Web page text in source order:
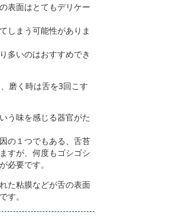
表面はとてもデリケー
しまう可能性がありま
多いのはおすすめでき
磨く時は舌を3回こす
う味を感じる器官がた
の１つでもある、舌苔
すが、何度もゴシゴシ
必要です。
た粘膜などが舌の表面
す。